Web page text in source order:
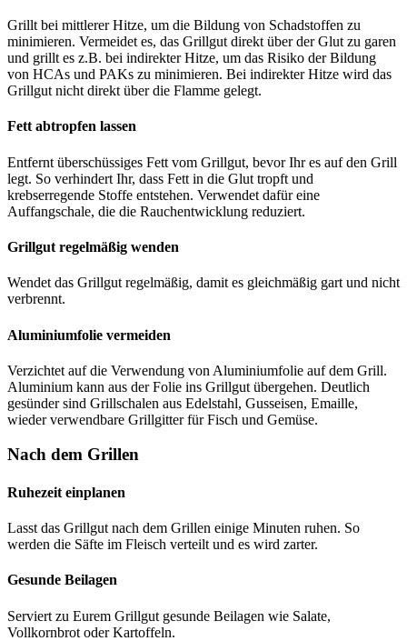
Grillt bei mittlerer Hitze, um die Bildung von Schadstoffen zu
minimieren. Vermeidet es, das Grillgut direkt über der Glut zu garen
und grillt es z.B. bei indirekter Hitze, um das Risiko der Bildung
von HCAs und PAKs zu minimieren. Bei indirekter Hitze wird das
Grillgut nicht direkt über die Flamme gelegt.
Fett abtropfen lassen
Entfernt überschüssiges Fett vom Grillgut, bevor Ihr es auf den Grill
legt. So verhindert Ihr, dass Fett in die Glut tropft und
krebserregende Stoffe entstehen. Verwendet dafür eine
Auffangschale, die die Rauchentwicklung reduziert.
Grillgut regelmäßig wenden
Wendet das Grillgut regelmäßig, damit es gleichmäßig gart und nicht
verbrennt.
Aluminiumfolie vermeiden
Verzichtet auf die Verwendung von Aluminiumfolie auf dem Grill.
Aluminium kann aus der Folie ins Grillgut übergehen. Deutlich
gesünder sind Grillschalen aus Edelstahl, Gusseisen, Emaille,
wieder verwendbare Grillgitter für Fisch und Gemüse.
Nach dem Grillen
Ruhezeit einplanen
Lasst das Grillgut nach dem Grillen einige Minuten ruhen. So
werden die Säfte im Fleisch verteilt und es wird zarter.
Gesunde Beilagen
Serviert zu Eurem Grillgut gesunde Beilagen wie Salate,
Vollkornbrot oder Kartoffeln.